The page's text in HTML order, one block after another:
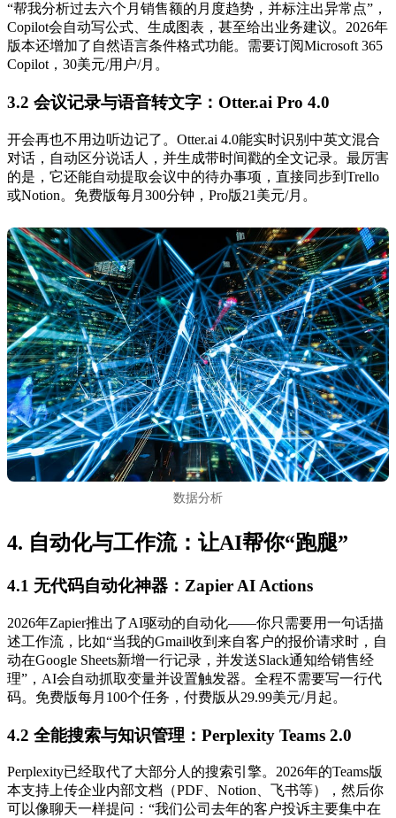
“帮我分析过去六个月销售额的月度趋势，并标注出异常点”，
Copilot会自动写公式、生成图表，甚至给出业务建议。2026年
版本还增加了自然语言条件格式功能。需要订阅Microsoft 365
Copilot，30美元/用户/月。
3.2 会议记录与语音转文字：Otter.ai Pro 4.0
开会再也不用边听边记了。Otter.ai 4.0能实时识别中英文混合
对话，自动区分说话人，并生成带时间戳的全文记录。最厉害
的是，它还能自动提取会议中的待办事项，直接同步到Trello
或Notion。免费版每月300分钟，Pro版21美元/月。
数据分析
4. 自动化与工作流：让AI帮你“跑腿”
4.1 无代码自动化神器：Zapier AI Actions
2026年Zapier推出了AI驱动的自动化——你只需要用一句话描
述工作流，比如“当我的Gmail收到来自客户的报价请求时，自
动在Google Sheets新增一行记录，并发送Slack通知给销售经
理”，AI会自动抓取变量并设置触发器。全程不需要写一行代
码。免费版每月100个任务，付费版从29.99美元/月起。
4.2 全能搜索与知识管理：Perplexity Teams 2.0
Perplexity已经取代了大部分人的搜索引擎。2026年的Teams版
本支持上传企业内部文档（PDF、Notion、飞书等），然后你
可以像聊天一样提问：“我们公司去年的客户投诉主要集中在